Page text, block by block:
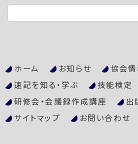
ホーム お知らせ
協会
速記を知る・学ぶ
技能検定
研修会・会議録作成講座
出
サイトマップ
お問い合わせ